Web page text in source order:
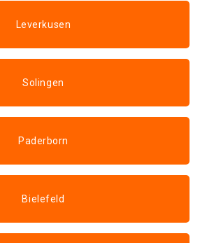
Leverkusen
Solingen
Paderborn
Bielefeld